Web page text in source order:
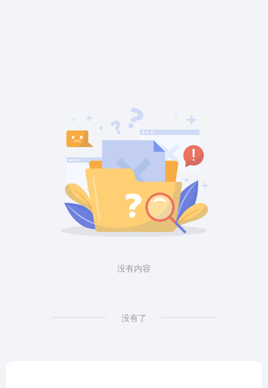
没有内容
没有了